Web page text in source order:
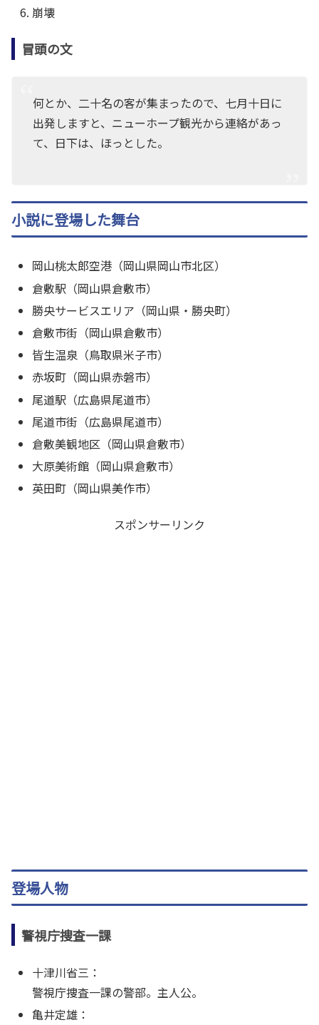
崩壊
冒頭の文
何とか、二十名の客が集まったので、七月十日に
出発しますと、ニューホープ観光から連絡があっ
て、日下は、ほっとした。
小説に登場した舞台
岡山桃太郎空港（岡山県岡山市北区）
倉敷駅（岡山県倉敷市）
勝央サービスエリア（岡山県・勝央町）
倉敷市街（岡山県倉敷市）
皆生温泉（鳥取県米子市）
赤坂町（岡山県赤磐市）
尾道駅（広島県尾道市）
尾道市街（広島県尾道市）
倉敷美観地区（岡山県倉敷市）
大原美術館（岡山県倉敷市）
英田町（岡山県美作市）
スポンサーリンク
登場人物
警視庁捜査一課
十津川省三：
警視庁捜査一課の警部。主人公。
亀井定雄：